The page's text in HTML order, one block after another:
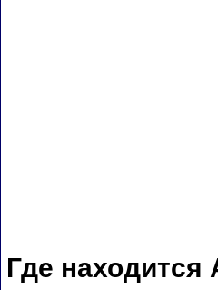
Где находится